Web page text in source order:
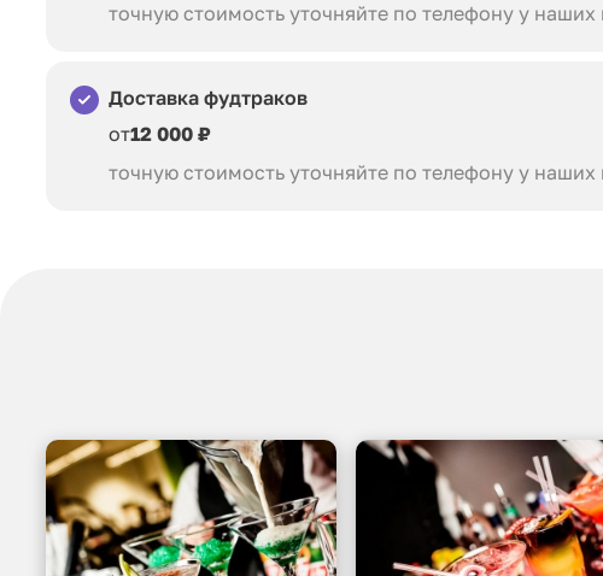
точную стоимость уточняйте по телефону у
Доставка фудтраков
от12 000 ₽
точную стоимость уточняйте по телефону у